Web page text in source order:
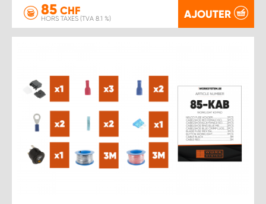
85 CHF
HORS TAXES (TVA 8.1 %) AJOUTER